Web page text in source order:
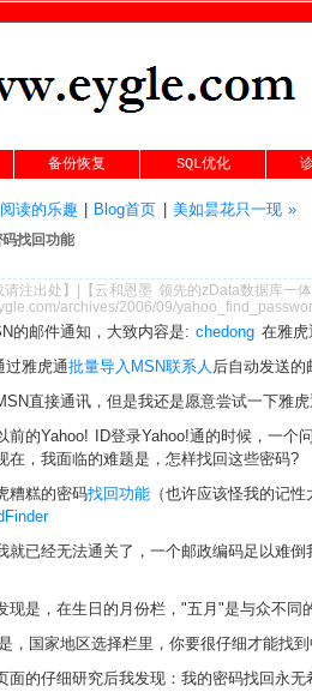
备份恢复 SQL优化
读的乐趣 Blog首页 美如昙花只一现 »
找回功能
请注出处 】|【 云和恩墨 领先的zData数据库一
archives/2006/09/
的邮件通知，大致内容是:chedong 在雅虎
过雅虎通批量导入MSN联系人 后自动发送的
直接通讯，但是我还是愿意尝试一下雅
前的Yahoo! ID登录Yahoo!通的时候，一个
在，我面临的难题是，怎样找回这些密码?
糟糕的密码找回功能 （也许应该怪我的记性
就已经无法通关了，一个邮政编码足以难
现是，在生日的月份栏，"五月"是与众不
，国家地区选择栏里，你要很仔细才能找到
面的仔细研究后我发现：我的密码找回永无